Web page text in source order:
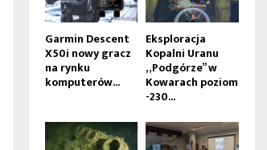
Garmin Descent
X50i nowy gracz
na rynku
komputerów...
Eksploracja
Kopalni Uranu
„Podgórze” w
Kowarach poziom
-230...